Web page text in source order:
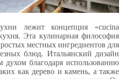
лежит концепция «cucina
Эта кулинарная философия
местных ингредиентов для
блюд. Итальянский дизайн
духом благодаря использованию
как дерево и камень, а также